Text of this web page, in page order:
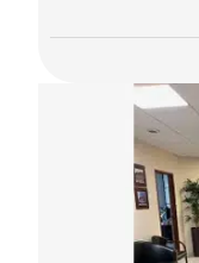
et transports
l'emploi Idéal
libérales,
opportunité !